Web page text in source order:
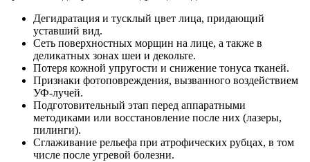
Дегидратация и тусклый цвет лица, придающий
уставший вид.
Сеть поверхностных морщин на лице, а также в
деликатных зонах шеи и декольте.
Потеря кожной упругости и снижение тонуса тканей.
Признаки фотоповреждения, вызванного воздействием
УФ-лучей.
Подготовительный этап перед аппаратными
методиками или восстановление после них (лазеры,
пилинги).
Сглаживание рельефа при атрофических рубцах, в том
числе после угревой болезни.